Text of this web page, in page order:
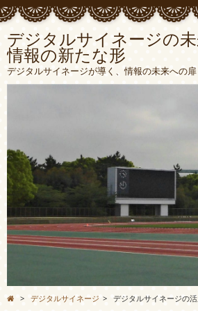
デジタルサイネージの未
情報の新たな形
デジタルサイネージが導く、情報の未来への扉
> デジタルサイネージ > デジタルサイネージの